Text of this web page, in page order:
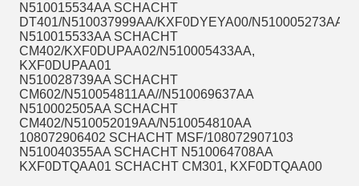
N510015534AA SCHACHT
DT401/N510037999AA/KXF0DYEYA00/N510005273AA
N510015533AA SCHACHT
CM402/KXF0DUPAA02/N510005433AA,
KXF0DUPAA01
N510028739AA SCHACHT
CM602/N510054811AA//N510069637AA
N510002505AA SCHACHT
CM402/N510052019AA/N510054810AA
108072906402 SCHACHT MSF/108072907103
N510040355AA SCHACHT N510064708AA
KXF0DTQAA01 SCHACHT CM301, KXF0DTQAA00